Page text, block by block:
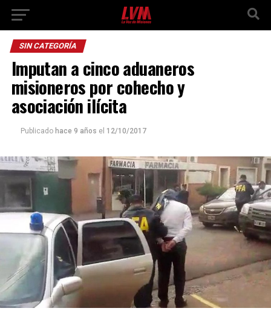
SIN CATEGORÍA
Imputan a cinco aduaneros
misioneros por cohecho y
asociación ilícita
Publicado hace 9 años el 12/10/2017